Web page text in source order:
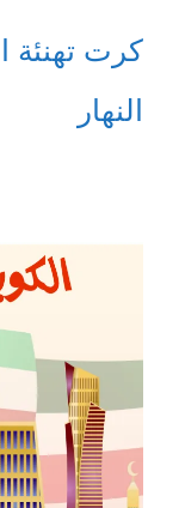
كرت تهنئة
النهار